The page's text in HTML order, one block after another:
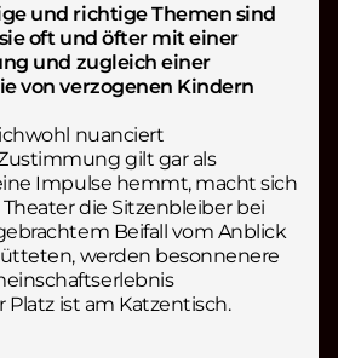
und richtige Themen sind
oft und öfter mit einer
und zugleich einer
von verzogenen Kindern
nuanciert
gilt gar als
Impulse hemmt, macht sich
die Sitzenbleiber bei
Beifall vom Anblick
werden besonnenere
Platz ist am Katzentisch.